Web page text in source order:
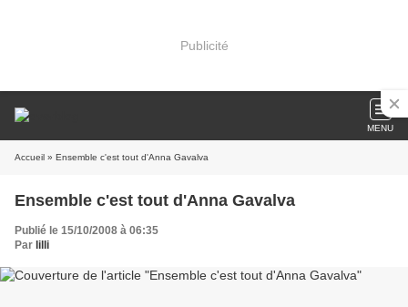
Publicité
MENU
Accueil » Ensemble c'est tout d'Anna Gavalva
Ensemble c'est tout d'Anna Gavalva
Publié le 15/10/2008 à 06:35
Par lilli